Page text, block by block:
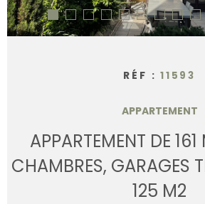
RÉF :11593
APPARTEMENT
APPARTEMENT DE
CHAMBRES, GARAGES
125 M2